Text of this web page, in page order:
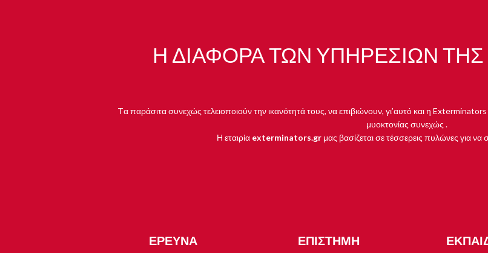
Η ΔΙΑΦΟΡΆ ΤΩΝ ΥΠΗΡΕΣΙΏΝ ΤΗΣ
Tα παράσιτα συνεχώς τελειοποιούν την ικανότητά τους, να επιβιώνουν, γι’αυτό και η
μυοκτονίας συνεχώς .
Η εταιρία exterminators.gr μας βασίζεται σε τέσσερεις πυλώνες για να
ΕΡΕΥΝΑ ΕΠΙΣΤΗΜΗ